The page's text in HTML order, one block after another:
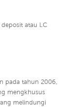
atau LC
pada tahun 2006,
mengkhusus
melindungi